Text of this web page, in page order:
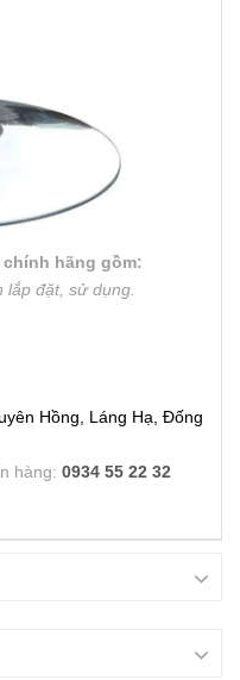
chính hãng gồm:
đặt, sử dụng.
Hồng, Láng Hạ, Đống
hàng: 0934 55 22 32